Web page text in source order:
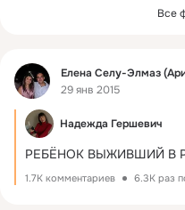
Все
Фид Елена Селу-Элмаз
29 янв 2015
Надежда Гершевич
РЕБЁНОК ВЫЖИВШИЙ В
1.7K комментариев 6.3K раз